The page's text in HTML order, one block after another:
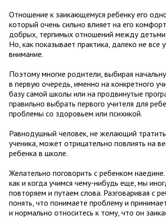
Отношение к заикающемуся ребенку его
который очень сильно влияет на его
добрых, терпимых отношений между детьми
Но, как показывает практика, далеко не
внимание.
Поэтому многие родители, выбирая
в первую очередь, именно на конкретного
базу самой школы или на продвинутые
правильно выбрать первого учителя для
проблемы со здоровьем или психикой.
Равнодушный человек, не желающий
ученика, может отрицательно повлиять на
ребенка в школе.
Желательно поговорить с ребенком
как и когда учимся чему-нибудь еще, мы
повторяем и путаем слова. Разговаривая с
понять, что понимаете проблему и
и нормально относитесь к тому, что он